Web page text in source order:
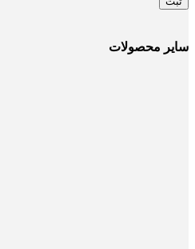
سایر محصولات